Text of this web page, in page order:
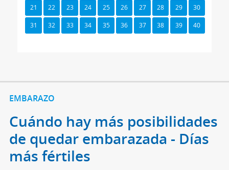
21 22 23 24 25 26 27 28 29 30
31 32 33 34 35 36 37 38 39 40
EMBARAZO
Cuándo hay más posibilidades
de quedar embarazada - Días
más fértiles